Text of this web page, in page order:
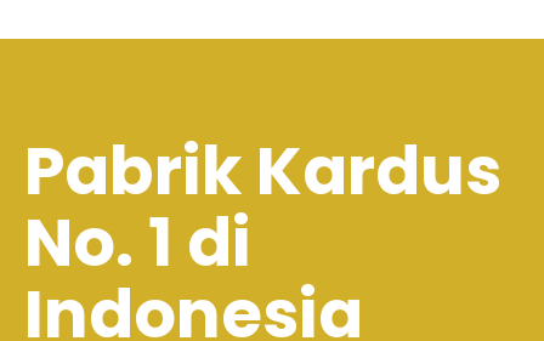
Pabrik Kardus
No. 1 di
Indonesia